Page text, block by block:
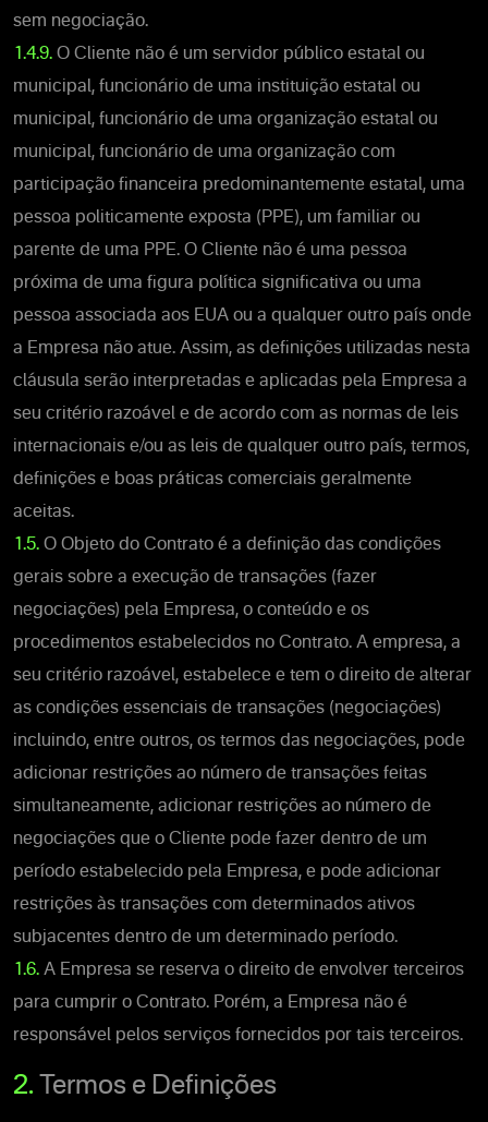
sem negociação.
1.4.9. O Cliente não é um servidor público estatal ou
municipal, funcionário de uma instituição estatal ou
municipal, funcionário de uma organização estatal ou
municipal, funcionário de uma organização com
participação financeira predominantemente estatal, uma
pessoa politicamente exposta (PPE), um familiar ou
parente de uma PPE. O Cliente não é uma pessoa
próxima de uma figura política significativa ou uma
pessoa associada aos EUA ou a qualquer outro país onde
a Empresa não atue. Assim, as definições utilizadas nesta
cláusula serão interpretadas e aplicadas pela Empresa a
seu critério razoável e de acordo com as normas de leis
internacionais e/ou as leis de qualquer outro país, termos,
definições e boas práticas comerciais geralmente
aceitas.
1.5. O Objeto do Contrato é a definição das condições
gerais sobre a execução de transações (fazer
negociações) pela Empresa, o conteúdo e os
procedimentos estabelecidos no Contrato. A empresa, a
seu critério razoável, estabelece e tem o direito de alterar
as condições essenciais de transações (negociações)
incluindo, entre outros, os termos das negociações, pode
adicionar restrições ao número de transações feitas
simultaneamente, adicionar restrições ao número de
negociações que o Cliente pode fazer dentro de um
período estabelecido pela Empresa, e pode adicionar
restrições às transações com determinados ativos
subjacentes dentro de um determinado período.
1.6. A Empresa se reserva o direito de envolver terceiros
para cumprir o Contrato. Porém, a Empresa não é
responsável pelos serviços fornecidos por tais terceiros.
2. Termos e Definições